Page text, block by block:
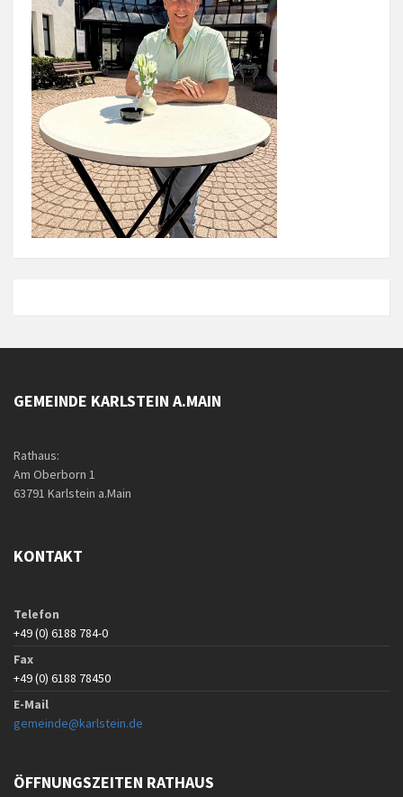
GEMEINDE KARLSTEIN A.MAIN
Rathaus:
Am Oberborn 1
63791 Karlstein a.Main
KONTAKT
Telefon
+49 (0) 6188 784-0
Fax
+49 (0) 6188 78450
E-Mail
gemeinde@karlstein.de
ÖFFNUNGSZEITEN RATHAUS